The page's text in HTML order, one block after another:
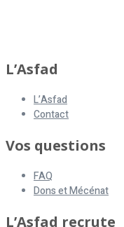
L’Asfad
L’Asfad
Contact
Vos questions
FAQ
Dons et Mécénat
L’Asfad recrute